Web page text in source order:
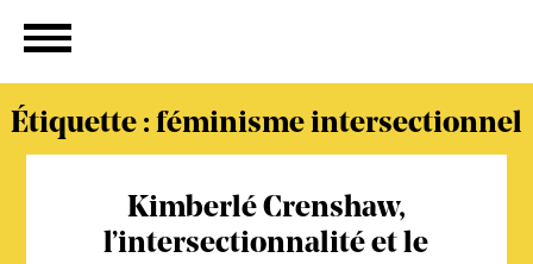
Étiquette : féminisme intersectionnel
Kimberlé Crenshaw,
l’intersectionnalité et le